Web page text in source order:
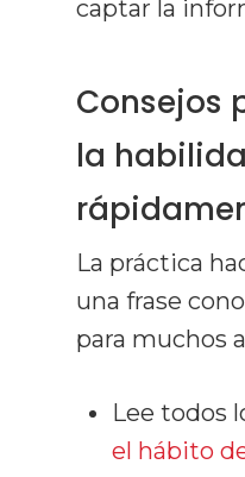
captar la
Consejos
la
La práctica
una frase
para muchos
Lee todos
el hábito